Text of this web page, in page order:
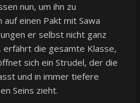
nun, um ihn zu
einen Pakt mit Sawa
er selbst nicht ganz
die gesamte Klasse,
sich ein Strudel, der die
und in immer tiefere
Seins zieht.